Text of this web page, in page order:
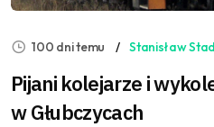
100 dni temu Stanisław
Pijani kolejarze i
w Głubczycach